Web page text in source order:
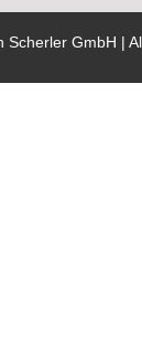
Scherler GmbH |